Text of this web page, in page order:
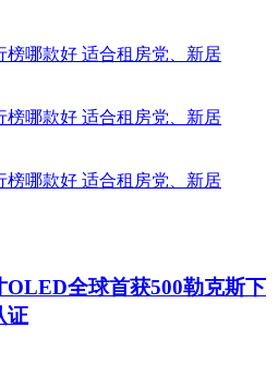
全球首获500勒克斯下
证